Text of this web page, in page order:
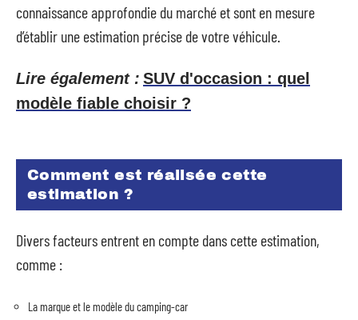
connaissance approfondie du marché et sont en mesure
d’établir une estimation précise de votre véhicule.
Lire également : SUV d'occasion : quel
modèle fiable choisir ?
Comment est réalisée cette
estimation ?
Divers facteurs entrent en compte dans cette estimation,
comme :
La marque et le modèle du camping-car